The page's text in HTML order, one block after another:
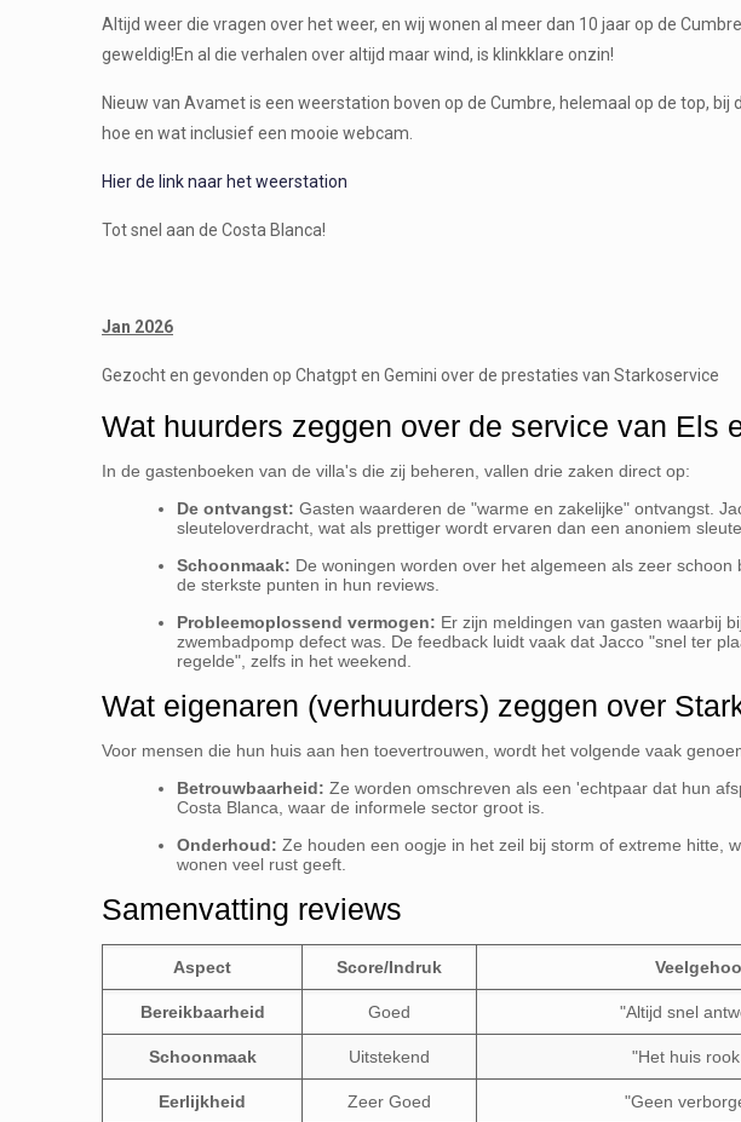
Altijd weer die vragen over het weer, en wij wonen al meer dan 10 jaar op de
geweldig!En al die verhalen over altijd maar wind, is klinkklare onzin!
Nieuw van Avamet is een weerstation boven op de Cumbre, helemaal op de top, bij
hoe en wat inclusief een mooie webcam.
Hier de link naar het weerstation
Tot snel aan de Costa Blanca!
Jan 2026
Gezocht en gevonden op Chatgpt en Gemini over de prestaties van Starkoservice
Wat huurders zeggen over de service van Els
In de gastenboeken van de villa's die zij beheren, vallen drie zaken direct op:
De ontvangst: Gasten waarderen de "warme en zakelijke" ontvangst.
sleuteloverdracht, wat als prettiger wordt ervaren dan een anoniem
Schoonmaak: De woningen worden over het algemeen als zeer
de sterkste punten in hun reviews.
Probleemoplossend vermogen: Er zijn meldingen van gasten waarbij
zwembadpomp defect was. De feedback luidt vaak dat Jacco "snel ter
regelde", zelfs in het weekend.
Wat eigenaren (verhuurders) zeggen over
Voor mensen die hun huis aan hen toevertrouwen, wordt het volgende vaak
Betrouwbaarheid: Ze worden omschreven als een 'echtpaar dat hun
Costa Blanca, waar de informele sector groot is.
Onderhoud: Ze houden een oogje in het zeil bij storm of extreme hitte,
wonen veel rust geeft.
Samenvatting reviews
Aspect Score/Indruk
Bereikbaarheid Goed "Altijd snel
Schoonmaak Uitstekend "Het huis
Eerlijkheid Zeer Goed "Geen